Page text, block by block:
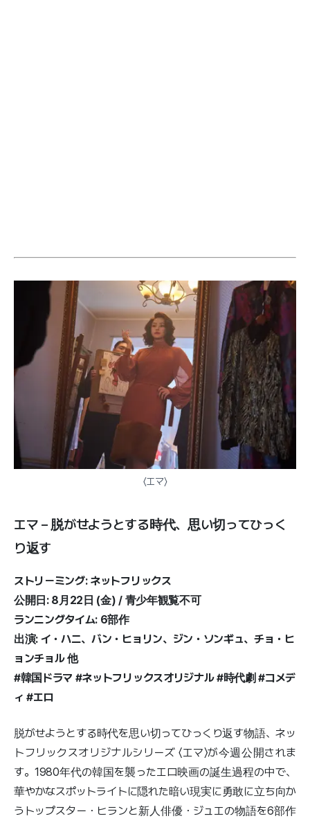
〈エマ〉
エマ – 脱がせようとする時代、思い切ってひっく
り返す
ストリーミング: ネットフリックス
公開日: 8月22日 (金) / 青少年観覧不可
ランニングタイム: 6部作
出演: イ・ハニ、バン・ヒョリン、ジン・ソンギュ、チョ・ヒ
ョンチョル 他
#韓国ドラマ #ネットフリックスオリジナル #時代劇 #コメデ
ィ #エロ
脱がせようとする時代を思い切ってひっくり返す物語、ネッ
トフリックスオリジナルシリーズ 〈エマ〉が今週公開されま
す。1980年代の韓国を襲ったエロ映画の誕生過程の中で、
華やかなスポットライトに隠れた暗い現実に勇敢に立ち向か
うトップスター・ヒランと新人俳優・ジュエの物語を6部作